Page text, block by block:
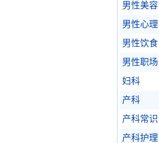
男性美容
男性心理
男性饮食
男性职场
妇科
产科
产科常识
产科护理